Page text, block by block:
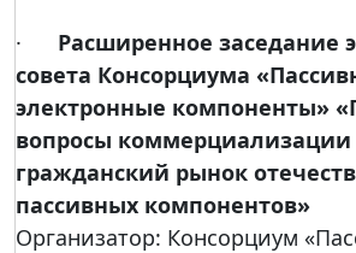
· Расширенное заседание
совета Консорциума
электронные компоненты»
вопросы
гражданский рынок
пассивных компонентов»
Организатор: Консорциум